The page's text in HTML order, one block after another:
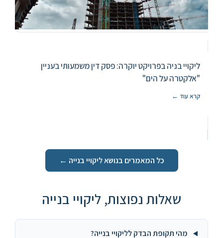
ליקויי בניה בפרויקט יוקרה: פסק דין משמעותי בעניין
"אלקטרה על הים"
קרא עוד ←
כל המאמרים בנושא ליקויי בנייה ←
שאלות נפוצות, ליקויי בנייה
מהי תקופת הבדק לליקויי בנייה?